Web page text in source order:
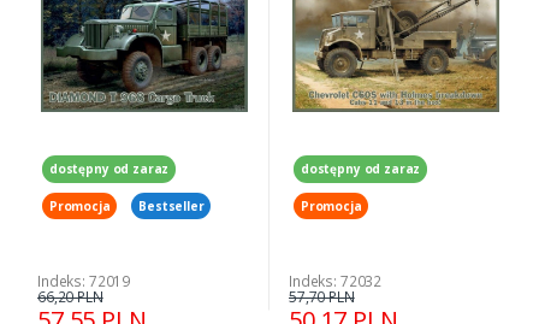
dostępny od zaraz
Promocja Bestseller
Indeks: 72019
66,20 PLN
dostępny od zaraz
Promocja
Indeks: 72032
57,70 PLN